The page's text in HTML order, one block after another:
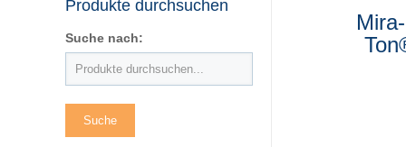
Produkte durchsuchen
Suche nach: